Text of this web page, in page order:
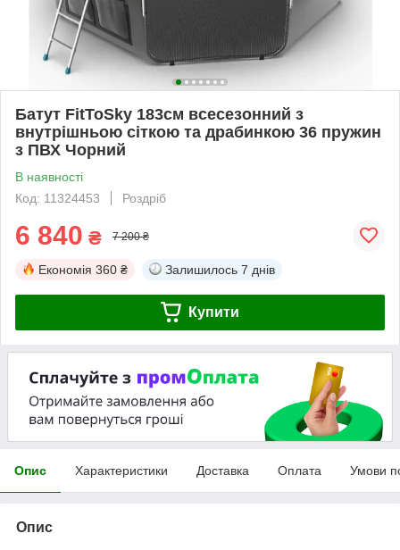
Батут FitToSky 183см всесезонний з
внутрішньою сіткою та драбинкою 36 пружин
з ПВХ Чорний
В наявності
Код: 11324453
Роздріб
6 840 ₴ 7 200 ₴
Економія 360 ₴ Залишилось 7 днів
Купити
Опис Характеристики Доставка Оплата Умови
Опис